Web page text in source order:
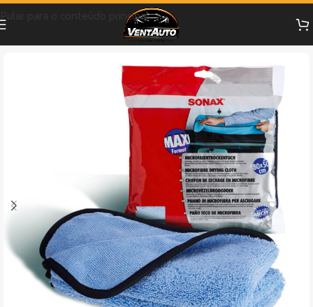
Pular para o conteúdo principal